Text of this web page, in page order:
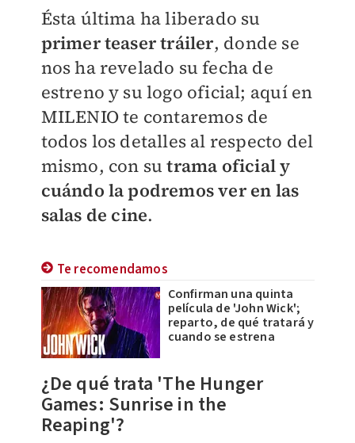
Ésta última ha liberado su
primer teaser tráiler, donde se
nos ha revelado su fecha de
estreno y su logo oficial; aquí en
MILENIOte contaremos de
todos los detalles al respecto del
mismo, con sutrama oficial y
cuándo la podremos ver en las
salas de cine.
Te recomendamos
Confirman una quinta
película de 'John Wick';
reparto, de qué tratará y
cuando se estrena
¿De qué trata 'The Hunger
Games: Sunrise in the
Reaping'?